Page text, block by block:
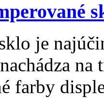
je
farby